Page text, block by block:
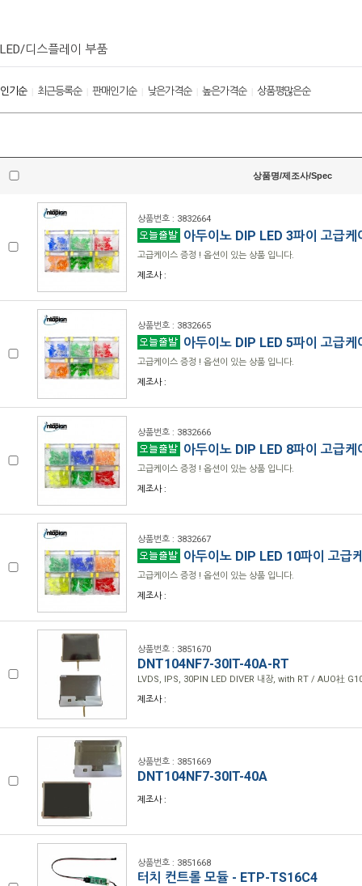
LED/디스플레이 부품
인기순| 최근등록순| 판매인기순| 낮은가격순| 높은가격순| 상품평많은순
상품명/제조사/Spec
상품번호 : 3832664
아두이노 DIP LED 3파이 고급케
고급케이스 증정 ! 옵션이 있는 상품 입니다.
제조사 :
상품번호 : 3832665
아두이노 DIP LED 5파이 고급케
고급케이스 증정 ! 옵션이 있는 상품 입니다.
제조사 :
상품번호 : 3832666
아두이노 DIP LED 8파이 고급케
고급케이스 증정 ! 옵션이 있는 상품 입니다.
제조사 :
상품번호 : 3832667
아두이노 DIP LED 10파이 고급
고급케이스 증정 ! 옵션이 있는 상품 입니다.
제조사 :
상품번호 : 3851670
DNT104NF7-30IT-40A-RT
LVDS, IPS, 30PIN LED DIVER 내장, with RT / AUO社
제조사 :
상품번호 : 3851669
DNT104NF7-30IT-40A
제조사 :
상품번호 : 3851668
터치 컨트롤 모듈 - ETP-TS16C4